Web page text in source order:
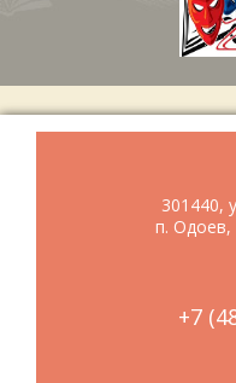
301440,
п. Одоев,
+7